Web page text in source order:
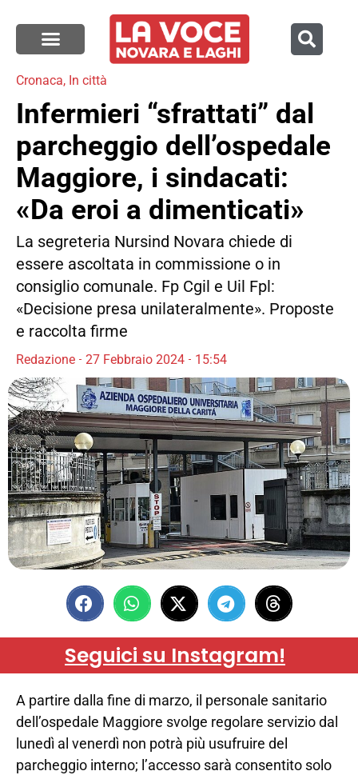
Cronaca, In città
Infermieri “sfrattati” dal
parcheggio dell’ospedale
Maggiore, i sindacati:
«Da eroi a dimenticati»
La segreteria Nursind Novara chiede di
essere ascoltata in commissione o in
consiglio comunale. Fp Cgil e Uil Fpl:
«Decisione presa unilateralmente». Proposte
e raccolta firme
Redazione 27 Febbraio 2024 15:54
Seguici su Instagram!
A partire dalla fine di marzo, il personale sanitario
dell’ospedale Maggiore svolge regolare servizio dal
lunedì al venerdì non potrà più usufruire del
parcheggio interno; l’accesso sarà consentito solo